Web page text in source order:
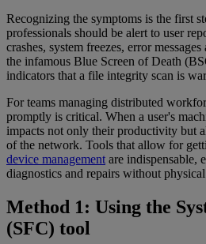
Recognizing the symptoms is the first
professionals should be alert to user
crashes, system freezes, error
the infamous Blue Screen of Death
indicators that a file integrity scan is
For teams managing distributed
promptly is critical. When a user's
impacts not only their productivity but
of the network. Tools that allow for
device managementare indispensable,
diagnostics and repairs without
Method 1: Using the
(SFC) tool